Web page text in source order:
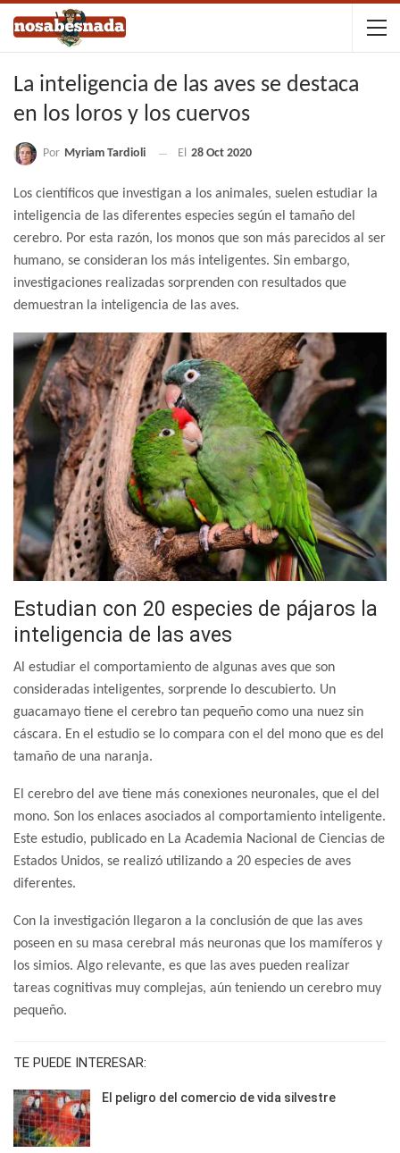
La inteligencia de las aves se destaca
en los loros y los cuervos
Por Myriam Tardioli El 28 Oct 2020
Los científicos que investigan a los animales, suelen estudiar la
inteligencia de las diferentes especies según el tamaño del
cerebro. Por esta razón, los monos que son más parecidos al ser
humano, se consideran los más inteligentes. Sin embargo,
investigaciones realizadas sorprenden con resultados que
demuestran la inteligencia de las aves.
Estudian con 20 especies de pájaros la
inteligencia de las aves
Al estudiar el comportamiento de algunas aves que son
consideradas inteligentes, sorprende lo descubierto. Un
guacamayo tiene el cerebro tan pequeño como una nuez sin
cáscara. En el estudio se lo compara con el del mono que es del
tamaño de una naranja.
El cerebro del ave tiene más conexiones neuronales, que el del
mono. Son los enlaces asociados al comportamiento inteligente.
Este estudio, publicado en La Academia Nacional de Ciencias de
Estados Unidos, se realizó utilizando a 20 especies de aves
diferentes.
Con la investigación llegaron a la conclusión de que las aves
poseen en su masa cerebral más neuronas que los mamíferos y
los simios. Algo relevante, es que las aves pueden realizar
tareas cognitivas muy complejas, aún teniendo un cerebro muy
pequeño.
TE PUEDE INTERESAR:
El peligro del comercio de vida silvestre